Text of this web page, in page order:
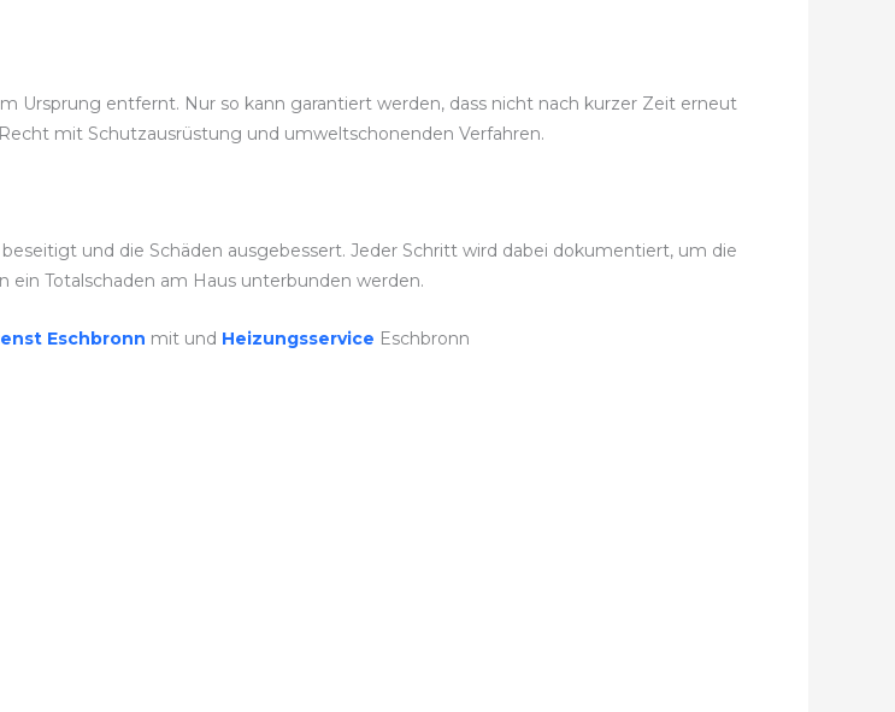
Ursprung entfernt. Nur so kann garantiert werden, dass nicht nach kurzer Zeit erneut
mit Schutzausrüstung und umweltschonenden Verfahren.
und die Schäden ausgebessert. Jeder Schritt wird dabei dokumentiert, um die
ein Totalschaden am Haus unterbunden werden.
Eschbronn mit und Heizungsservice Eschbronn